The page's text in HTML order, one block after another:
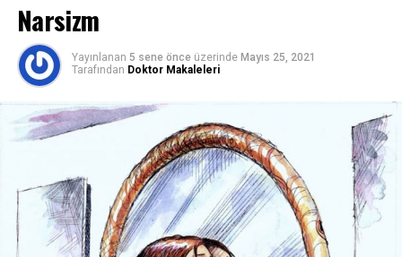
Narsizm
Yayınlanan 5 sene önce üzerinde Mayıs 25, 2021
Tarafından Doktor Makaleleri